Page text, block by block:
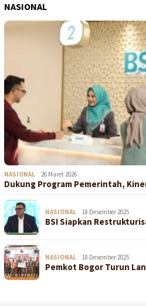
NASIONAL
NASIONAL 26 Maret 2026
Dukung Program Pemerintah,
NASIONAL 18 Desember 2025
BSI Siapkan
NASIONAL 18 Desember 2025
Pemkot Bogor Turun